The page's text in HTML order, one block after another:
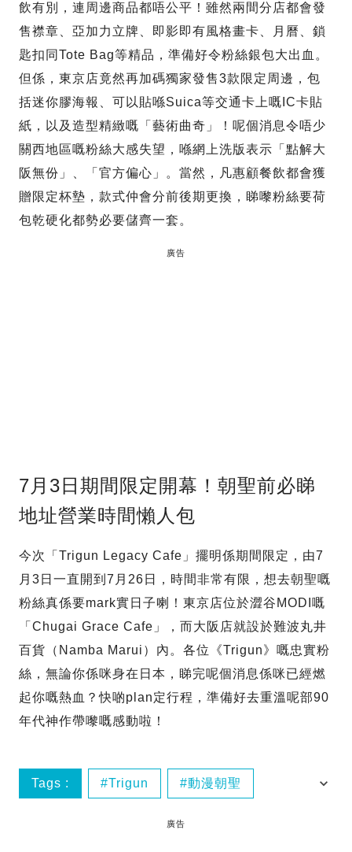
飲有別，連周邊商品都唔公平！雖然兩間分店都會發
售襟章、亞加力立牌、即影即有風格畫卡、月曆、鎖
匙扣同Tote Bag等精品，準備好令粉絲銀包大出血。
但係，東京店竟然再加碼獨家發售3款限定周邊，包
括迷你膠海報、可以貼喺Suica等交通卡上嘅IC卡貼
紙，以及造型精緻嘅「藝術曲奇」！呢個消息令唔少
關西地區嘅粉絲大感失望，喺網上洗版表示「點解大
阪無份」、「官方偏心」。當然，凡惠顧餐飲都會獲
贈限定杯墊，款式仲會分前後期更換，睇嚟粉絲要荷
包乾硬化都勢必要儲齊一套。
廣告
7月3日期間限定開幕！朝聖前必睇
地址營業時間懶人包
今次「Trigun Legacy Cafe」擺明係期間限定，由7
月3日一直開到7月26日，時間非常有限，想去朝聖嘅
粉絲真係要mark實日子喇！東京店位於澀谷MODI嘅
「Chugai Grace Cafe」，而大阪店就設於難波丸井
百貨（Namba Marui）內。各位《Trigun》嘅忠實粉
絲，無論你係咪身在日本，睇完呢個消息係咪已經燃
起你嘅熱血？快啲plan定行程，準備好去重溫呢部90
年代神作帶嚟嘅感動啦！
Tags : Trigun 動漫朝聖
廣告